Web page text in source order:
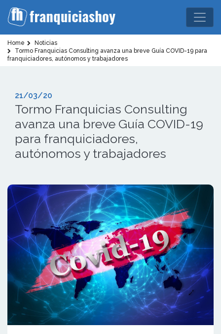
Home
Noticias
Tormo Franquicias Consulting avanza una breve Guía COVID-19 para
franquiciadores, autónomos y trabajadores
21/03/20
Tormo Franquicias Consulting
avanza una breve Guía COVID-19
para franquiciadores,
autónomos y trabajadores